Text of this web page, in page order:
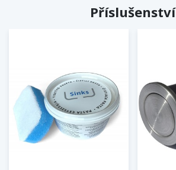
Příslušenství